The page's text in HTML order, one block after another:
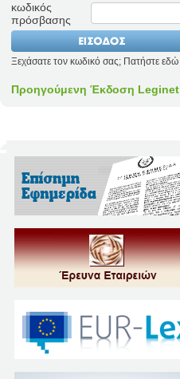
κωδικός
πρόσβασης
Ξεχάσατε τον κωδικό σας; Πατήστε εδώ
Προηγούμενη Έκδοση Leginet